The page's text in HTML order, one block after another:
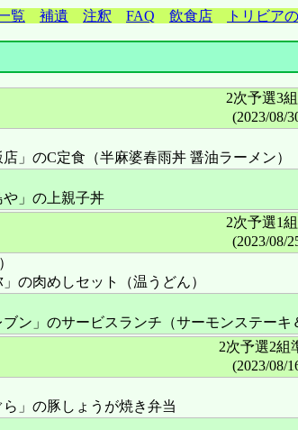
覧 補遺 注釈 FAQ 飲食店 トリビア
2次予選3
(2023/08/
」のC定食（半麻婆春雨丼 醤油ラーメン）
」の上親子丼
2次予選1
(2023/08/
の肉めしセット（温うどん）
ン」のサービスランチ（サーモンステーキ
2次予選2組
(2023/08/
」の豚しょうが焼き弁当